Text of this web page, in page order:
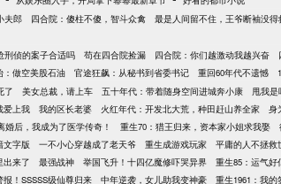
夫郎 四合院：傻柱不傻，智斗众禽 最是人间留不住，王爷断袖没得
刑侦的案子合适吗 苟在四合院捡漏 四合院：你们越激动我越兴奋
：做空美股石油 官途狂飙：从秘书到省委书记 重回60年代不遗憾
了 美女总裁，请上车 五十年代：带着随身空间进城奔小康 甩我
爱上我 我的区长老婆 火红年代：开发北大荒，种田赶山养全家 身
婚后，我成为了医学传奇！ 重生70：猎王归来，资本家小姐求我娶
文字版 一不小心穿越成了老天爷 重生成游戏玩家 平庸的人不拯救
出来了 最强战神 举国飞升！十四亿魔修吓哭异界 重生85：运气好
报！SSSSS级仙尊归来 中年逆袭，女儿助我变神豪 重生1961：我